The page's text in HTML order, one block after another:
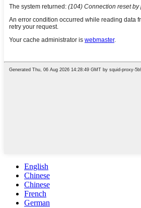
English
Chinese
Chinese
French
German